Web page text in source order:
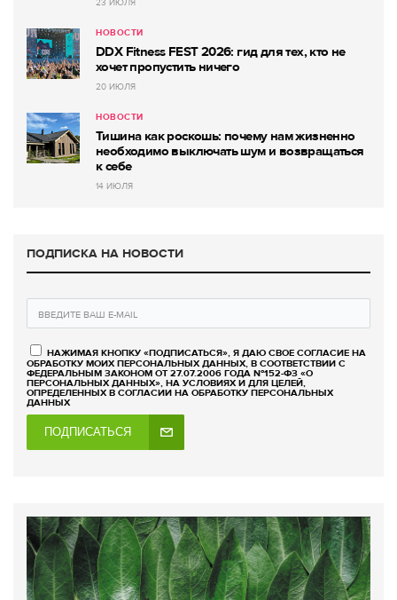
23 ИЮЛЯ
НОВОСТИ
DDX Fitness FEST 2026: гид для тех, кто не
хочет пропустить ничего
20 ИЮЛЯ
НОВОСТИ
Тишина как роскошь: почему нам жизненно
необходимо выключать шум и возвращаться
к себе
14 ИЮЛЯ
ПОДПИСКА НА НОВОСТИ
НАЖИМАЯ КНОПКУ «ПОДПИСАТЬСЯ», Я ДАЮ СВОЕ СОГЛАСИЕ НА
ОБРАБОТКУ МОИХ ПЕРСОНАЛЬНЫХ ДАННЫХ, В СООТВЕТСТВИИ С
ФЕДЕРАЛЬНЫМ ЗАКОНОМ ОТ 27.07.2006 ГОДА №152-ФЗ «О
ПЕРСОНАЛЬНЫХ ДАННЫХ», НА УСЛОВИЯХ И ДЛЯ ЦЕЛЕЙ,
ОПРЕДЕЛЕННЫХ В СОГЛАСИИ НА ОБРАБОТКУ ПЕРСОНАЛЬНЫХ
ДАННЫХ
ПОДПИСАТЬСЯ